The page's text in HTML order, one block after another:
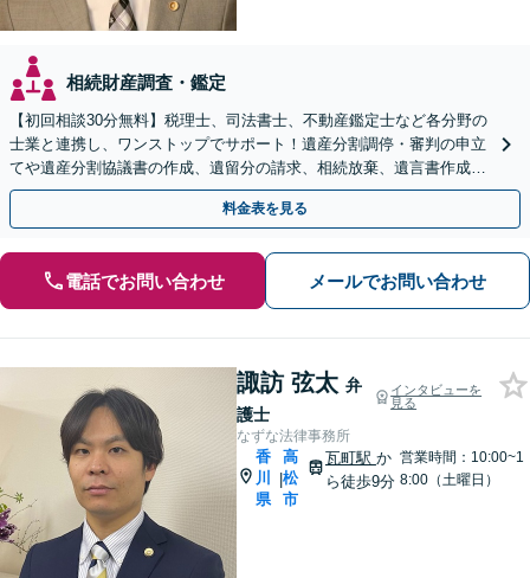
相続財産調査・鑑定
【初回相談30分無料】税理士、司法書士、不動産鑑定士など各分野の
士業と連携し、ワンストップでサポート！遺産分割調停・審判の申立
てや遺産分割協議書の作成、遺留分の請求、相続放棄、遺言書作成な
ど幅広いご相談に対応【オンライン面談対応】
料金表を見る
電話でお問い合わせ メールでお問い合わせ
諏訪 弦太 弁
護士
インタビューを
見る
なずな法律事務所
香
川
県
|
高
松
市
瓦町駅 か
ら徒歩9分
営業時間：10:00~1
8:00（土曜日）